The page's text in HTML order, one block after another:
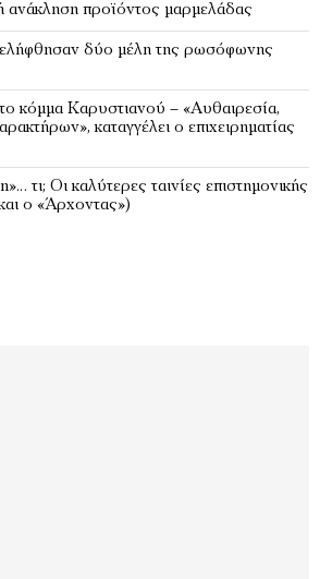
προϊόντος μαρμελάδας
δύο μέλη της ρωσόφωνης
κόμμα Καρυστιανού – «Αυθαιρεσία,
καταγγέλει ο επιχειρηματίας
τι; Oι καλύτερες ταινίες επιστημονικής
ο «Άρχοντας»)